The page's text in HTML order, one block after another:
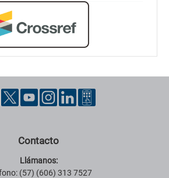
Contacto
Llámanos:
(57) (606) 313 7527